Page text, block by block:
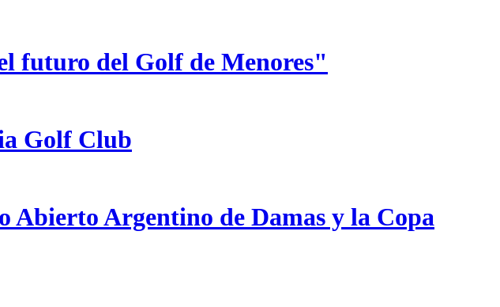
futuro del Golf de Menores"
Golf Club
Abierto Argentino de Damas y la Copa